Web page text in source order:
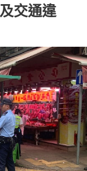
交通違